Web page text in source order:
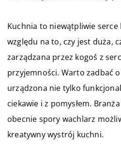
Kuchnia to niewątpliwie serce
względu na to, czy jest duża,
zarządzana przez kogoś z
przyjemności. Warto zadbać
urządzona nie tylko
ciekawie i z pomysłem.
obecnie spory wachlarz
kreatywny wystrój kuchni.